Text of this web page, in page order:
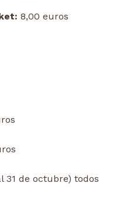
8,00 euros
31 de octubre) todos